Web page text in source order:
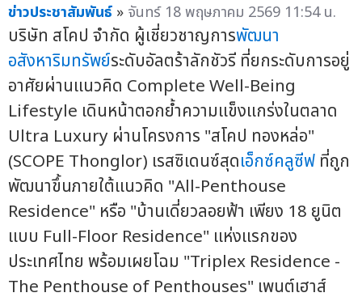
ข่าวประชาสัมพันธ์ » จันทร์ 18 พฤษภาคม 2569 11:54 น.
บริษัท สโคป จำกัด ผู้เชี่ยวชาญการพัฒนา
อสังหาริมทรัพย์ระดับอัลตร้าลักชัวรี ที่ยกระดับการอยู่
อาศัยผ่านแนวคิด Complete Well-Being
Lifestyle เดินหน้าตอกย้ำความแข็งแกร่งในตลาด
Ultra Luxury ผ่านโครงการ "สโคป ทองหล่อ"
(SCOPE Thonglor) เรสซิเดนซ์สุดเอ็กซ์คลูซีฟ ที่ถูก
พัฒนาขึ้นภายใต้แนวคิด "All-Penthouse
Residence" หรือ "บ้านเดี่ยวลอยฟ้า เพียง 18 ยูนิต
แบบ Full-Floor Residence" แห่งแรกของ
ประเทศไทย พร้อมเผยโฉม "Triplex Residence -
The Penthouse of Penthouses" เพนต์เฮาส์